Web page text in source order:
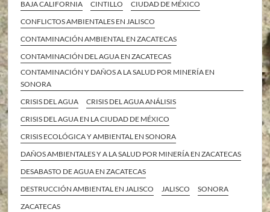
BAJA CALIFORNIA CINTILLO
CIUDAD DE MÉXICO
CONFLICTOS AMBIENTALES EN JALISCO
CONTAMINACIÓN AMBIENTAL EN ZACATECAS
CONTAMINACIÓN DEL AGUA EN ZACATECAS
CONTAMINACIÓN Y DAÑOS A LA SALUD POR MINERÍA EN
SONORA
CRISIS DEL AGUA
CRISIS DEL AGUA ANÁLISIS
CRISIS DEL AGUA EN LA CIUDAD DE MÉXICO
CRISIS ECOLÓGICA Y AMBIENTAL EN SONORA
DAÑOS AMBIENTALES Y A LA SALUD POR MINERÍA EN ZACATECAS
DESABASTO DE AGUA EN ZACATECAS
DESTRUCCIÓN AMBIENTAL EN JALISCO
JALISCO
SONORA
ZACATECAS